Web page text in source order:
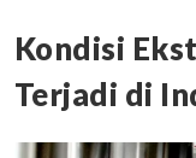
Kondisi
Terjadi di